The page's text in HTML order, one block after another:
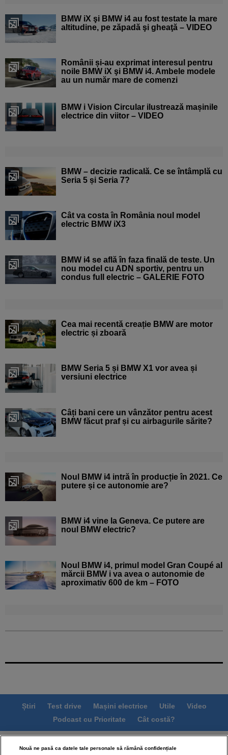
BMW iX şi BMW i4 au fost testate la mare
altitudine, pe zăpadă şi gheaţă – VIDEO
Românii și-au exprimat interesul pentru
noile BMW iX şi BMW i4. Ambele modele
au un număr mare de comenzi
BMW i Vision Circular ilustrează mașinile
electrice din viitor – VIDEO
BMW – decizie radicală. Ce se întâmplă cu
Seria 5 și Seria 7?
Cât va costa în România noul model
electric BMW iX3
BMW i4 se află în faza finală de teste. Un
nou model cu ADN sportiv, pentru un
condus full electric – GALERIE FOTO
Cea mai recentă creație BMW are motor
electric și zboară
BMW Seria 5 și BMW X1 vor avea și
versiuni electrice
Câți bani cere un vânzător pentru acest
BMW făcut praf și cu airbagurile sărite?
Noul BMW i4 intră în producție în 2021. Ce
putere și ce autonomie are?
BMW i4 vine la Geneva. Ce putere are
noul BMW electric?
Noul BMW i4, primul model Gran Coupé al
mărcii BMW i va avea o autonomie de
aproximativ 600 de km – FOTO
Știri Test drive Mașini electrice Utile
Video
Podcast cu Prioritate
Cât costă?
Nouă ne pasă ca datele tale personale să rămână confidențiale